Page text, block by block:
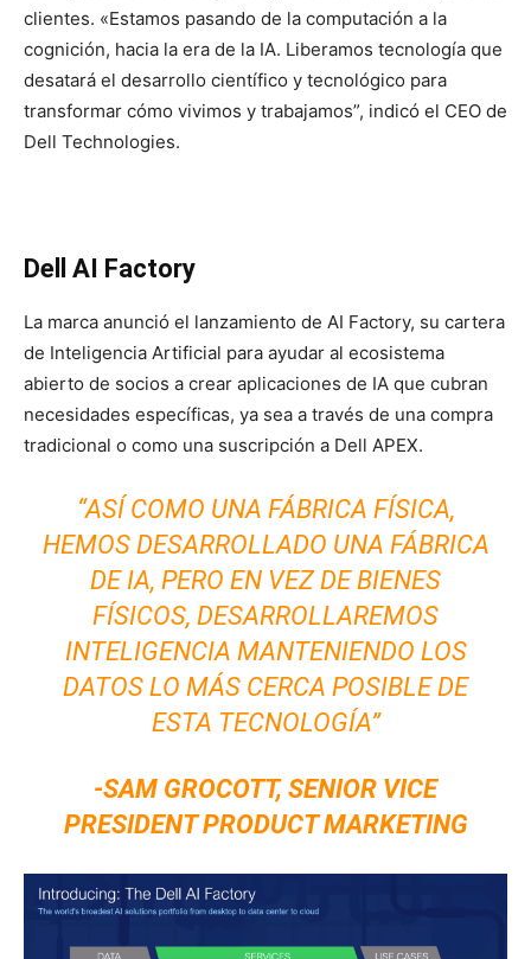
clientes. «Estamos pasando de la computación a la
cognición, hacia la era de la IA. Liberamos tecnología que
desatará el desarrollo científico y tecnológico para
transformar cómo vivimos y trabajamos”, indicó el CEO de
Dell Technologies.
Dell AI Factory
La marca anunció el lanzamiento de AI Factory, su cartera
de Inteligencia Artificial para ayudar al ecosistema
abierto de socios a crear aplicaciones de IA que cubran
necesidades específicas, ya sea a través de una compra
tradicional o como una suscripción a Dell APEX.
“ASÍ COMO UNA FÁBRICA FÍSICA,
HEMOS DESARROLLADO UNA FÁBRICA
DE IA, PERO EN VEZ DE BIENES
FÍSICOS, DESARROLLAREMOS
INTELIGENCIA MANTENIENDO LOS
DATOS LO MÁS CERCA POSIBLE DE
ESTA TECNOLOGÍA”
-SAM GROCOTT, SENIOR VICE
PRESIDENT PRODUCT MARKETING